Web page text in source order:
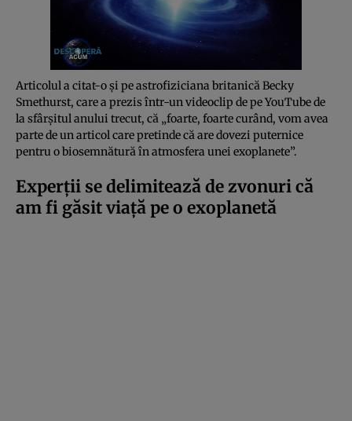
Articolul a citat-o și pe astrofiziciana britanică Becky
Smethurst, care a prezis într-un videoclip de pe YouTube de
la sfârșitul anului trecut, că „foarte, foarte curând, vom avea
parte de un articol care pretinde că are dovezi puternice
pentru o biosemnătură în atmosfera unei exoplanete”.
Experții se delimitează de zvonuri că
am fi găsit viață pe o exoplanetă